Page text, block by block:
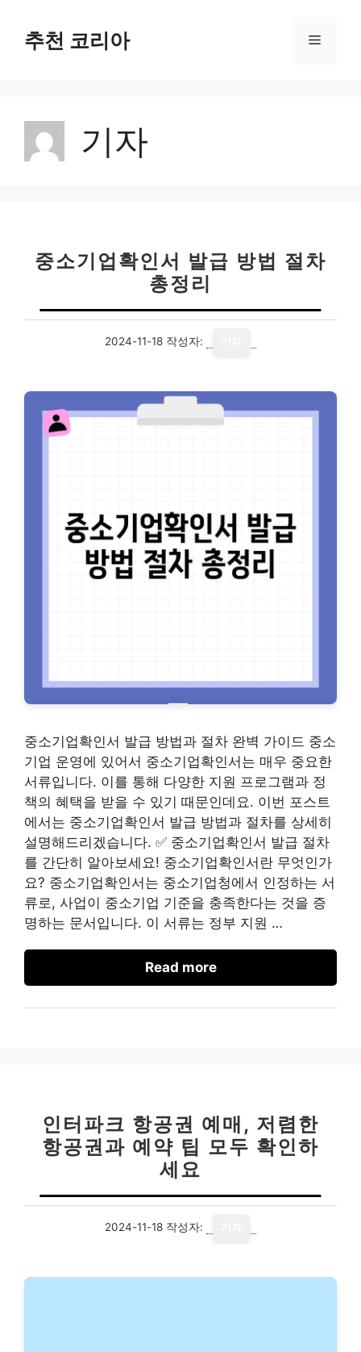
추천 코리아 메
기자
중소기업확인서 발급 방법 절차
총정리
2024-11-18 작성자:
중소기업확인서 발급 방법과 절차 완벽 가이드 중소
기업 운영에 있어서 중소기업확인서는 매우 중요한
서류입니다. 이를 통해 다양한 지원 프로그램과 정
책의 혜택을 받을 수 있기 때문인데요. 이번 포스트
에서는 중소기업확인서 발급 방법과 절차를 상세히
설명해드리겠습니다. ✅ 중소기업확인서 발급 절차
를 간단히 알아보세요! 중소기업확인서란 무엇인가
요? 중소기업확인서는 중소기업청에서 인정하는 서
류로, 사업이 중소기업 기준을 충족한다는 것을 증
명하는 문서입니다. 이 서류는 정부 지원 …
Read more
인터파크 항공권 예매, 저렴한
항공권과 예약 팁 모두 확인하
세요
2024-11-18 작성자: